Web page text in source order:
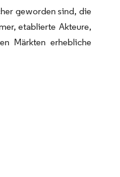
geworden sind, die
etablierte Akteure,
Märkten erhebliche